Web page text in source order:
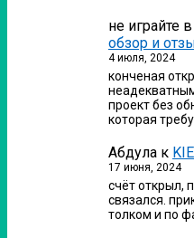
не играйте
обзор и
4 июля, 2024
конченая
проект без
которая
Абдула к
17 июня, 2024
счёт открыл,
связался.
толком и по